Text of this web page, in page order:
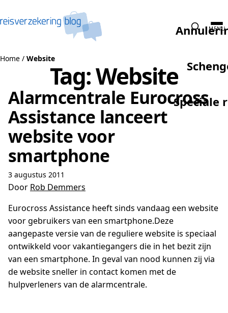
Speciale
MENU
Home / Website
Tag:Website
Alarmcentrale Eurocross
Assistance lanceert
website voor
smartphone
3 augustus 2011
Door Rob Demmers
Eurocross Assistance heeft sinds vandaag een website
voor gebruikers van een smartphone.Deze
aangepaste versie van de reguliere website is speciaal
ontwikkeld voor vakantiegangers die in het bezit zijn
van een smartphone. In geval van nood kunnen zij via
de website sneller in contact komen met de
hulpverleners van de alarmcentrale.